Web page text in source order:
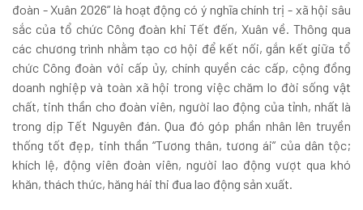
đoàn - Xuân 2026” là hoạt động có ý nghĩa chính trị - xã hội sâu
sắc của tổ chức Công đoàn khi Tết đến, Xuân về. Thông qua
các chương trình nhằm tạo cơ hội để kết nối, gắn kết giữa tổ
chức Công đoàn với cấp ủy, chính quyền các cấp, cộng đồng
doanh nghiệp và toàn xã hội trong việc chăm lo đời sống vật
chất, tinh thần cho đoàn viên, người lao động của tỉnh, nhất là
trong dịp Tết Nguyên đán. Qua đó góp phần nhân lên truyền
thống tốt đẹp, tinh thần “Tương thân, tương ái” của dân tộc;
khích lệ, động viên đoàn viên, người lao động vượt qua khó
khăn, thách thức, hăng hái thi đua lao động sản xuất.